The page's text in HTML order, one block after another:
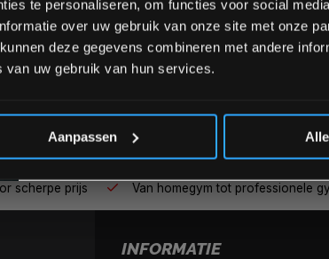
te personaliseren, om functies voor social
over uw gebruik van onze site met onze
deze gegevens combineren met andere
uw gebruik van hun services.
Aanpassen
scherpe prijs Van homegym tot professionele
INFORMATIE